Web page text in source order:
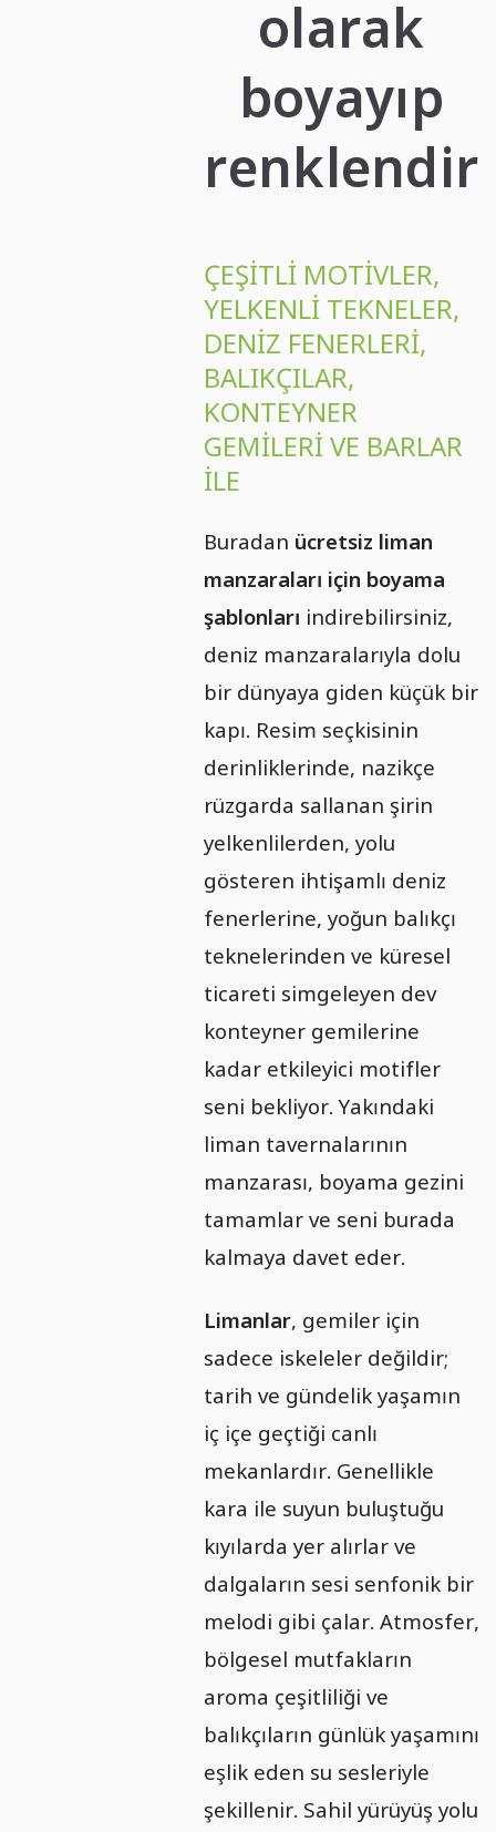
olarak
boyayıp
renklendir
ÇEŞITLI MOTIVLER,
YELKENLI TEKNELER,
DENIZ FENERLERI,
BALIKÇILAR,
KONTEYNER
GEMILERI VE BARLAR
ILE
Buradan ücretsiz liman
manzaraları için boyama
şablonları indirebilirsiniz,
deniz manzaralarıyla dolu
bir dünyaya giden küçük bir
kapı. Resim seçkisinin
derinliklerinde, nazikçe
rüzgarda sallanan şirin
yelkenlilerden, yolu
gösteren ihtişamlı deniz
fenerlerine, yoğun balıkçı
teknelerinden ve küresel
ticareti simgeleyen dev
konteyner gemilerine
kadar etkileyici motifler
seni bekliyor. Yakındaki
liman tavernalarının
manzarası, boyama gezini
tamamlar ve seni burada
kalmaya davet eder.
Limanlar, gemiler için
sadece iskeleler değildir;
tarih ve gündelik yaşamın
iç içe geçtiği canlı
mekanlardır. Genellikle
kara ile suyun buluştuğu
kıyılarda yer alırlar ve
dalgaların sesi senfonik bir
melodi gibi çalar. Atmosfer,
bölgesel mutfakların
aroma çeşitliliği ve
balıkçıların günlük yaşamını
eşlik eden su sesleriyle
şekillenir. Sahil yürüyüş yolu